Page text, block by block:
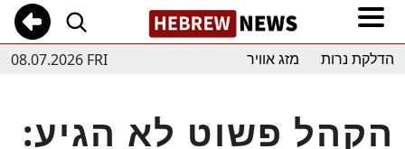
08.07.2026 FRI הדלקת נרות מזג אוויר
הקהל פשוט לא הגיע: